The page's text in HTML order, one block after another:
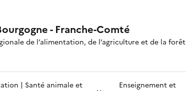
- Franche-Comté
de l’alimentation, de l’agriculture et de la forêt
| Santé animale et
Enseignement et